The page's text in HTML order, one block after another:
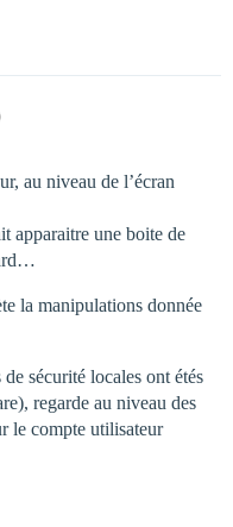
au niveau de l’écran
apparaitre une boite de
la manipulations donnée
sécurité locales ont étés
regarde au niveau des
le compte utilisateur